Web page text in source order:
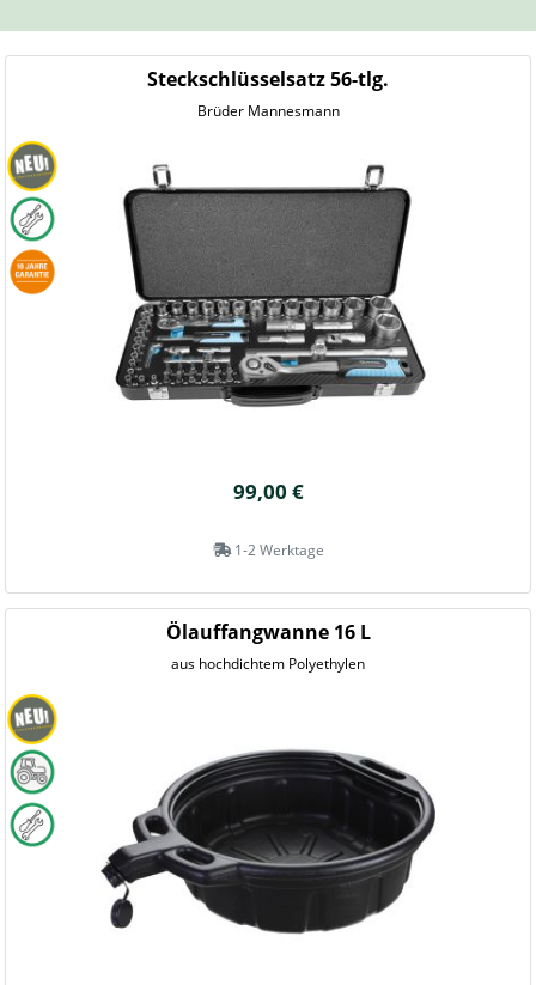
Steckschlüsselsatz 56-tlg.
Brüder Mannesmann
99,00 €
1-2 Werktage
Ölauffangwanne 16 L
aus hochdichtem Polyethylen